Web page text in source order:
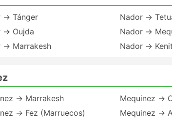
→ Tánger
→ Oujda
→ Marrakesh
Nador →
Nador →
Nador →
→ Marrakesh
→ Fez (Marruecos)
Mequinez →
Mequinez →